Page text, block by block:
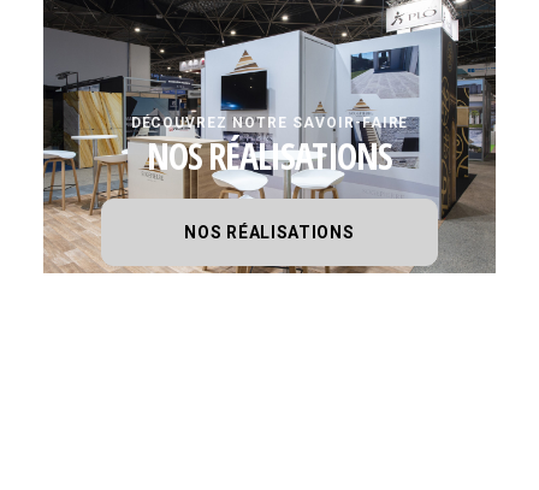
DÉCOUVREZ NOTRE SAVOIR-FAIRE
NOS RÉALISATIONS
NOS RÉALISATIONS